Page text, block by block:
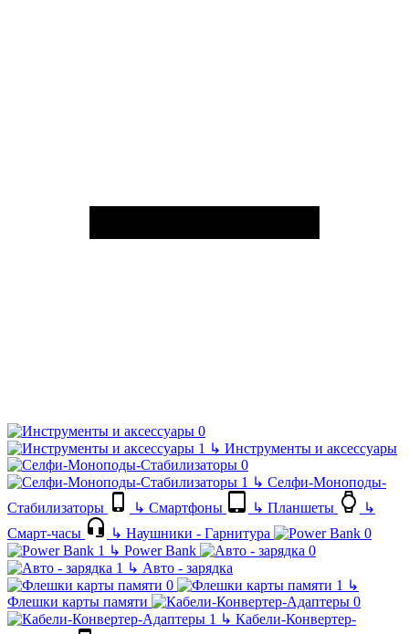
↳ Инструменты и аксессуары
↳ Селфи-Моноподы-
Стабилизаторы
↳ Смартфоны ↳ Планшеты
↳
Смарт-часы
↳ Наушники - Гарнитура
↳ Power Bank
↳ Авто - зарядка
↳
Флешки карты памяти
↳ Кабели-Конвертер-